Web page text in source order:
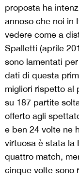
proposta ha
annoso che noi in
vedere come a
Spalletti (aprile
sono lamentati
dati di questa
migliori rispetto al
su 187 partite
offerto agli
e ben 24 volte ne
virtuosa è stata la
quattro match,
cinque volte sono